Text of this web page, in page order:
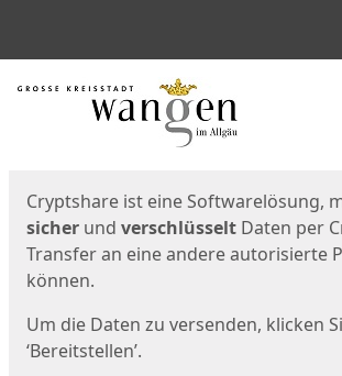
Start
Cryptshare ist eine Softwarelösung,
sicher und verschlüsselt Daten per
Transfer an eine andere autorisierte
können.
Um die Daten zu versenden, klicken
‘Bereitstellen’.